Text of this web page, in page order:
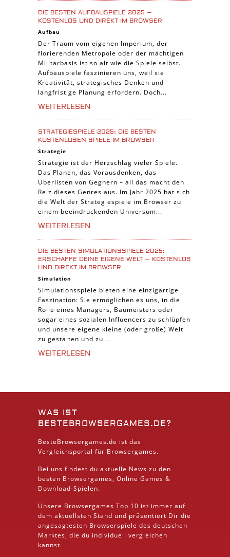
DIE BESTEN AUFBAUSPIELE 2025 –
KOSTENLOS UND DIREKT IM BROWSER
Aufbau
Der Traum vom eigenen Imperium, der
florierenden Metropole oder der mächtigen
Militärbasis ist so alt wie die Spiele selbst.
Aufbauspiele faszinieren uns, weil sie
Kreativität, strategisches Denken und
langfristige Planung erfordern. Doch...
WEITERLESEN
STRATEGIESPIELE 2025: DIE BESTEN
KOSTENLOSEN SPIELE IM BROWSER
Strategie
Strategie ist der Herzschlag vieler Spiele.
Das Planen, das Vorausdenken, das
Überlisten von Gegnern – all das macht den
Reiz dieses Genres aus. Im Jahr 2025 hat sich
die Welt der Strategiespiele im Browser zu
einem beeindruckenden Universum...
WEITERLESEN
DIE BESTEN SIMULATIONSSPIELE 2025:
ERSCHAFFE DEINE EIGENE WELT – KOSTENLOS
UND DIREKT IM BROWSER
Simulation
Simulationsspiele bieten eine einzigartige
Faszination: Sie ermöglichen es uns, in die
Rolle eines Managers, Baumeisters oder
sogar eines sozialen Influencers zu schlüpfen
und unsere eigene kleine (oder große) Welt
zu gestalten und zu...
WEITERLESEN
WAS IST
BESTEBROWSERGAMES.DE?
BesteBrowsergames.de ist das
Vergleichsportal für Browsergames.
Bei uns findest du aktuelle News zu den
besten Browsergames, Online Games &
Download-Spielen.
Unsere Browsergames Top 10 ist immer auf
dem aktuellsten Stand und präsentiert Dir die
angesagtesten Browserspiele des deutschen
Marktes, die du individuell vergleichen
kannst.